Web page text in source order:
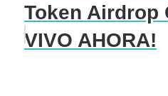
Token Airdrop
VIVO AHORA!